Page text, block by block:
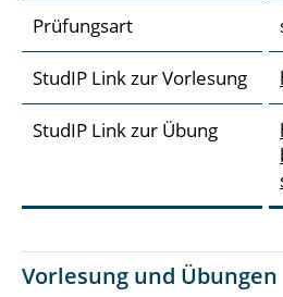
Prüfungsart
StudIP Link zur Vorlesung
StudIP Link zur Übung
Vorlesung und Übungen